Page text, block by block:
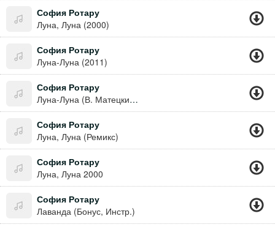
София Ротару
Луна, Луна (2000)
София Ротару
Луна-Луна (2011)
София Ротару
Луна-Луна (В. Матецкий - М. Шабров)
София Ротару
Луна, Луна (Ремикс)
София Ротару
Луна, Луна 2000
София Ротару
Лаванда (Бонус, Инстр.)